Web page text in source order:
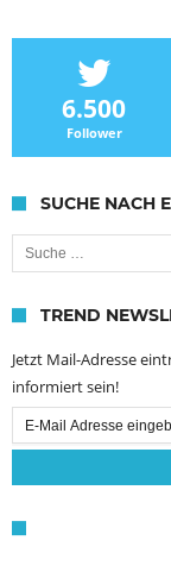
6.500
Follower
SUCHE NACH
Suche nach:
TREND
Jetzt Mail-Adresse
informiert sein!
Email
Subscription